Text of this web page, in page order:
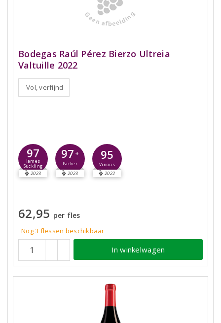
Bodegas Raúl Pérez Bierzo Ultreia
Valtuille 2022
Vol, verfijnd
97
James
Suckling
2023
97 +
Parker
2023
95
Vinous
2022
62,95 per fles
Nog 3 flessen beschikbaar
In winkelwagen